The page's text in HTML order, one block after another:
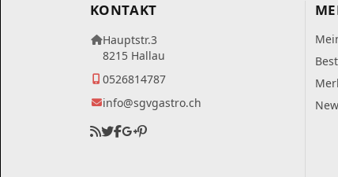
KONTAKT
Hauptstr.3
8215 Hallau
0526814787
info@sgvgastro.ch